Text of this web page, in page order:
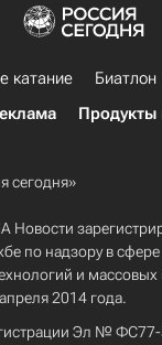
катание Биатлон
Продукты
сегодня»
Новости
по надзору в сфере
и
2014 года.
Эл №